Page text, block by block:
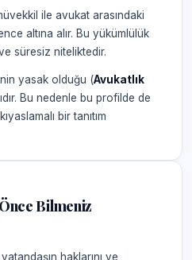
ile avukat arasındaki
altına alır. Bu yükümlülük
süresiz niteliktedir.
yasak olduğu (Avukatlık
Bu nedenle bu profilde de
bir tanıtım
Bilmeniz
haklarını ve